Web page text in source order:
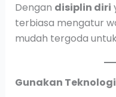
Dengan disiplin diri
terbiasa mengatur
mudah tergoda
Gunakan